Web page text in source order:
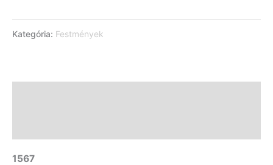
Kategória: Festmények
1567